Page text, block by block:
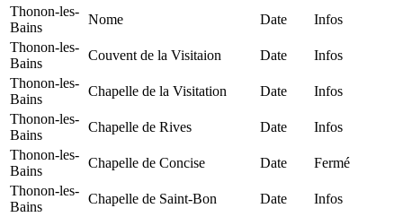
Thonon-les-
Bains
Nome Date
Infos
Thonon-les-
Bains
Couvent de la Visitaion Date
Infos
Thonon-les-
Bains
Chapelle de la Visitation Date
Infos
Thonon-les-
Bains
Chapelle de Rives Date
Infos
Thonon-les-
Bains
Chapelle de Concise Date
Fermé
Thonon-les-
Bains
Chapelle de Saint-Bon Date Infos